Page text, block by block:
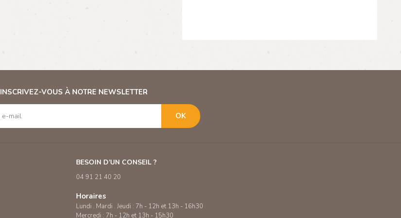
INSCRIVEZ-VOUS À NOTRE NEWSLETTER
OK
BESOIN D’UN CONSEIL ?
04 91 21 40 20
Horaires
Lundi . Mardi . Jeudi : 7h - 12h et 13h - 16h30
Mercredi : 7h - 12h et 13h - 15h30